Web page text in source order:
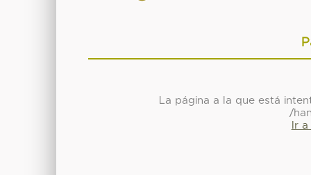
La página a la que está
/
Ir